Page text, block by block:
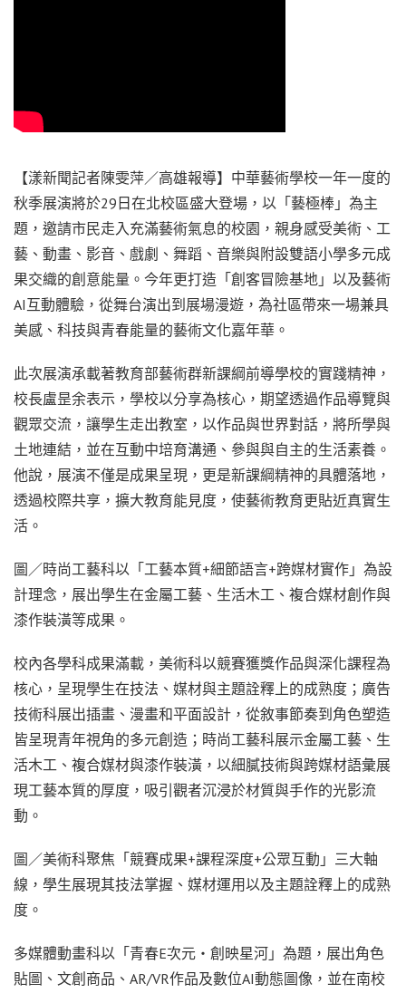
【漾新聞記者陳雯萍／高雄報導】中華藝術學校一年一度的
秋季展演將於29日在北校區盛大登場，以「藝極棒」為主
題，邀請市民走入充滿藝術氣息的校園，親身感受美術、工
藝、動畫、影音、戲劇、舞蹈、音樂與附設雙語小學多元成
果交織的創意能量。今年更打造「創客冒險基地」以及藝術
AI互動體驗，從舞台演出到展場漫遊，為社區帶來一場兼具
美感、科技與青春能量的藝術文化嘉年華。
此次展演承載著教育部藝術群新課綱前導學校的實踐精神，
校長盧昰余表示，學校以分享為核心，期望透過作品導覽與
觀眾交流，讓學生走出教室，以作品與世界對話，將所學與
土地連結，並在互動中培育溝通、參與與自主的生活素養。
他說，展演不僅是成果呈現，更是新課綱精神的具體落地，
透過校際共享，擴大教育能見度，使藝術教育更貼近真實生
活。
圖／時尚工藝科以「工藝本質+細節語言+跨媒材實作」為設
計理念，展出學生在金屬工藝、生活木工、複合媒材創作與
漆作裝潢等成果。
校內各學科成果滿載，美術科以競賽獲獎作品與深化課程為
核心，呈現學生在技法、媒材與主題詮釋上的成熟度；廣告
技術科展出插畫、漫畫和平面設計，從敘事節奏到角色塑造
皆呈現青年視角的多元創造；時尚工藝科展示金屬工藝、生
活木工、複合媒材與漆作裝潢，以細膩技術與跨媒材語彙展
現工藝本質的厚度，吸引觀者沉浸於材質與手作的光影流
動。
圖／美術科聚焦「競賽成果+課程深度+公眾互動」三大軸
線，學生展現其技法掌握、媒材運用以及主題詮釋上的成熟
度。
多媒體動畫科以「青春E次元‧創映星河」為題，展出角色
貼圖、文創商品、AR/VR作品及數位AI動態圖像，並在南校